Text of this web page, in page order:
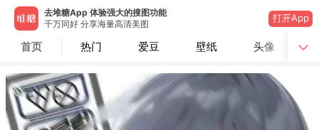
去堆糖App 体验强大的搜图功能
千万同好 分享海量高清美图
打开App
首页 热门 爱豆 壁纸 头像